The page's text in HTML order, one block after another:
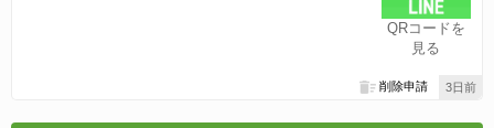
QRコードを
見る
3日前
削除申請